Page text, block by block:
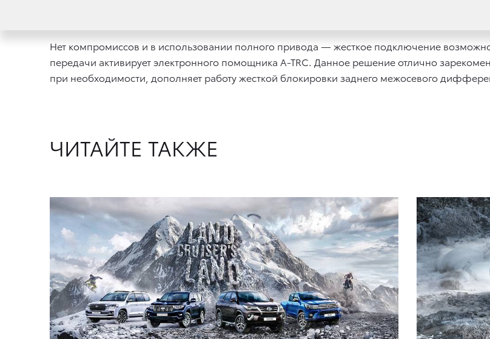
Нет компромиссов и в использовании полного привода — жесткое подключение
передачи активирует электронного помощника A-TRC. Данное решение отлично
при необходимости, дополняет работу жесткой блокировки заднего межосевого
ЧИТАЙТЕ ТАКЖЕ